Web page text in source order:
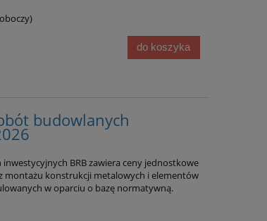
do koszyka
budowlanych
BRB zawiera ceny jednostkowe
konstrukcji metalowych i elementów
w oparciu o bazę normatywną.